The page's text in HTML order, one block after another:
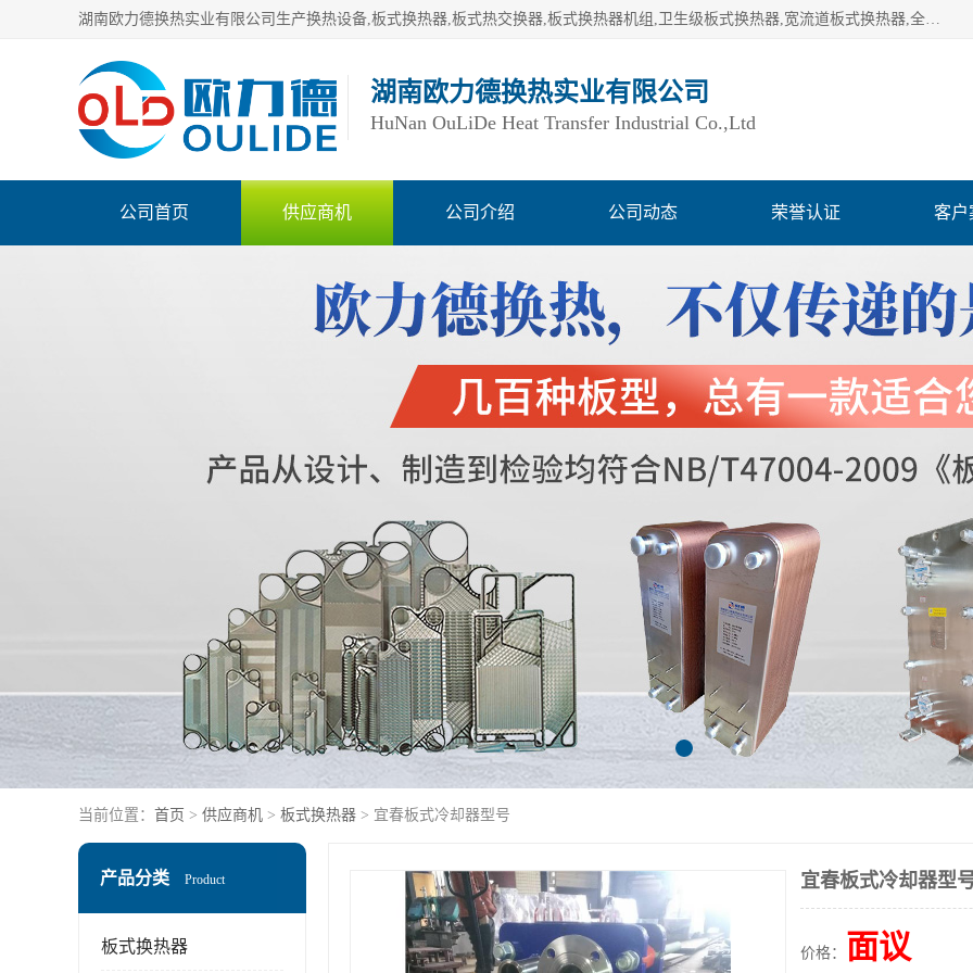
湖南欧力德换热实业有限公司生产换热设备,板式换热器,板式热交换器,板式换热器机组,卫生级板式换热器,宽流道板式换热器,全焊接板式换热器,钎焊板式换热器,钛材板式换热器,容积式换热器,盘管换热,不锈钢水箱,定压补水机组,变频供水机组等,用户覆盖：湖南、湖北、广西、广东、海南、云南、贵州等全国各地。
湖南欧力德换热实业有限公司
HuNan OuLiDe Heat Transfer Industrial Co.,Ltd
公司首页 供应商机 公司介绍 公司动态 荣誉认证 客户
当前位置： 首页 > 供应商机 > 板式换热器 > 宜春板式冷却器型号
产品分类 Product
板式换热器
宜春板式冷却器型
价格： 面议